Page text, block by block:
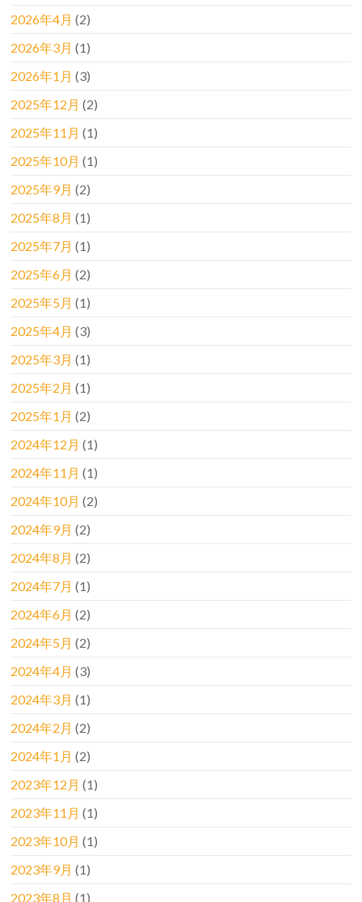
2026年4月 (2)
2026年3月 (1)
2026年1月 (3)
2025年12月 (2)
2025年11月 (1)
2025年10月 (1)
2025年9月 (2)
2025年8月 (1)
2025年7月 (1)
2025年6月 (2)
2025年5月 (1)
2025年4月 (3)
2025年3月 (1)
2025年2月 (1)
2025年1月 (2)
2024年12月 (1)
2024年11月 (1)
2024年10月 (2)
2024年9月 (2)
2024年8月 (2)
2024年7月 (1)
2024年6月 (2)
2024年5月 (2)
2024年4月 (3)
2024年3月 (1)
2024年2月 (2)
2024年1月 (2)
2023年12月 (1)
2023年11月 (1)
2023年10月 (1)
2023年9月 (1)
2023年8月 (1)